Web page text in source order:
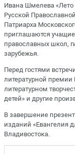
Ивана Шмелева «Лето
Русской
Патриарха
приглашаются
православных школ,
зарубежья.
Перед гостями
литературной
литературном
детей» и другие
В завершение
изданий «Евангелия
Владивостока.